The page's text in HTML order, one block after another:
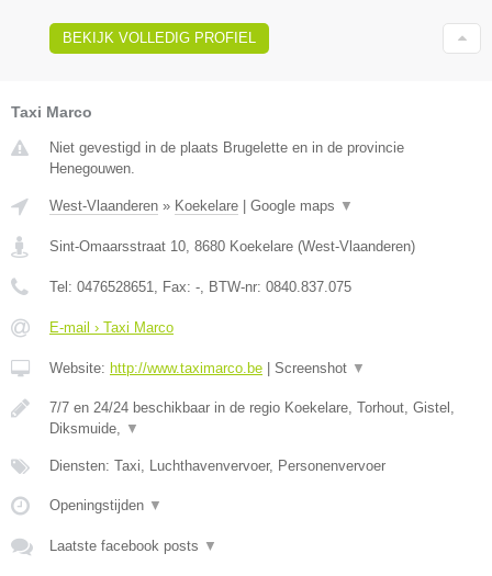
BEKIJK VOLLEDIG PROFIEL
Taxi Marco
Niet gevestigd in de plaats Brugelette en in de provincie
Henegouwen.
West-Vlaanderen » Koekelare | Google maps ▼
Sint-Omaarsstraat 10 8680 Koekelare (West-Vlaanderen)
Tel: 0476528651 , Fax: - , BTW-nr: 0840.837.075
E-mail › Taxi Marco
Website: http://www.taximarco.be | Screenshot ▼
7/7 en 24/24 beschikbaar in de regio Koekelare, Torhout, Gistel,
Diksmuide,
▼
Diensten: Taxi, Luchthavenvervoer, Personenvervoer
Openingstijden ▼
Laatste facebook posts ▼